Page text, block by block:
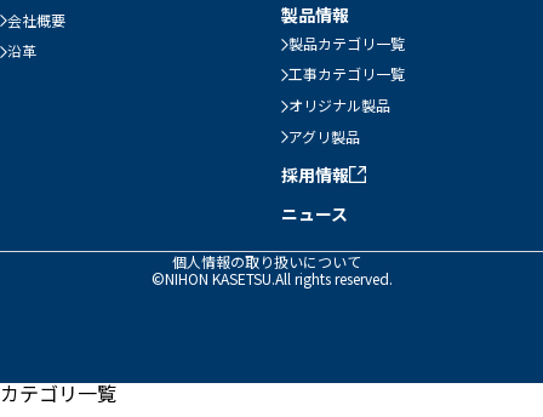
会社概要
沿革
製品情報
製品カテゴリ一覧
工事カテゴリ一覧
オリジナル製品
アグリ製品
採用情報
ニュース
個人情報の取り扱いについて
©NIHON KASETSU.All rights reserved.
カテゴリ一覧